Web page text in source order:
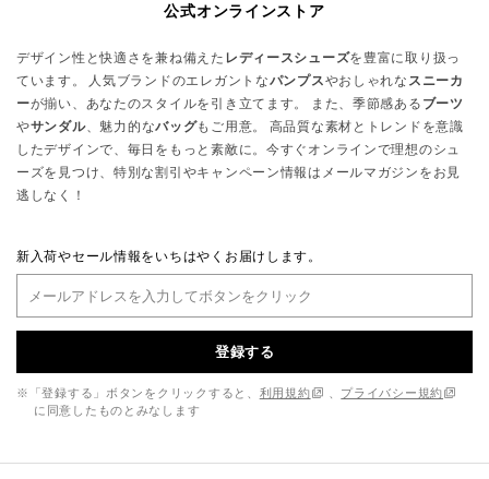
公式オンラインストア
デザイン性と快適さを兼ね備えた レディースシューズを豊富に取り扱っ
ています。 人気ブランドのエレガントなパンプスやおしゃれな スニーカ
ーが揃い、あなたのスタイルを引き立てます。 また、季節感ある ブーツ
やサンダル、魅力的なバッグもご用意。 高品質な素材とトレンドを意識
したデザインで、毎日をもっと素敵に。今すぐオンラインで理想のシュ
ーズを見つけ、特別な割引やキャンペーン情報はメールマガジンをお見
逃しなく！
新入荷やセール情報をいちはやくお届けします。
登録する
※「登録する」ボタンをクリックすると、 利用規約
プライバシー規約
に同意したものとみなします